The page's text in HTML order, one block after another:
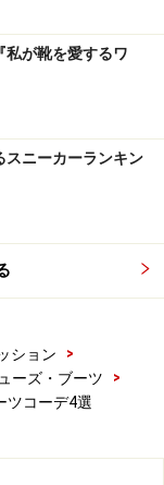
ドライクなボア
のウルトラスト
ランス良く演出
私が靴を愛するワ
スニーカーランキン
ション
>
ーズ・ブーツ
>
ツコーデ4選